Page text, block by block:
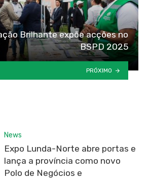
Brilhante expõe acções no
BSPD 2025
PRÓXIMO
News
Expo Lunda-Norte abre portas e
lança a província como novo
Polo de Negócios e